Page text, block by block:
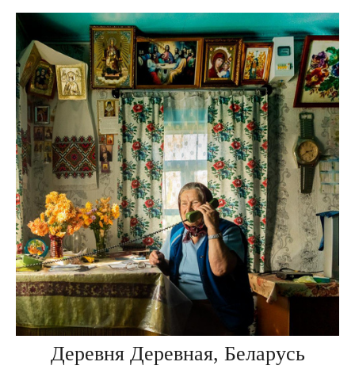
Деревня Деревная, Беларусь